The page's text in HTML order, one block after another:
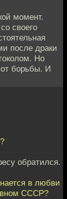
момент.
своего
после драки
Но
борьбы. И
обратился.
в любви
СССР?